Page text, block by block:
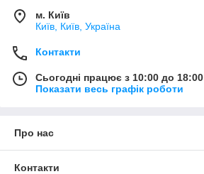
м. Київ
Київ, Київ, Україна
Контакти
Сьогодні працює з 10:00 до 18:00
Показати весь графік роботи
Про нас
Контакти